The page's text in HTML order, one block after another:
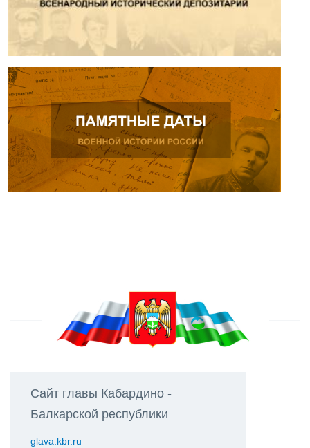
Сайт главы Кабардино -
Балкарской республики
glava.kbr.ru